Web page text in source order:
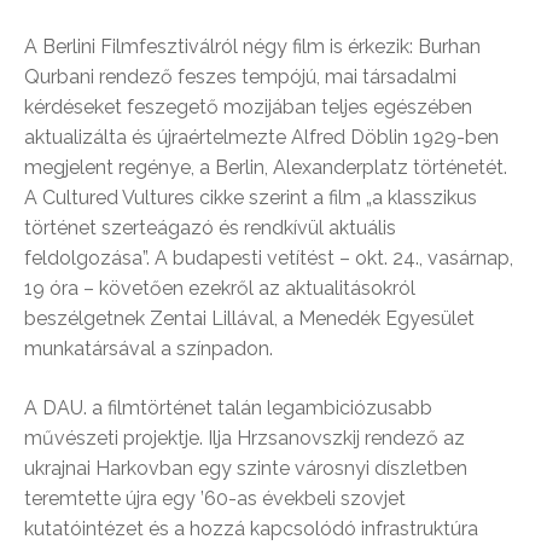
A Berlini Filmfesztiválról négy film is érkezik: Burhan
Qurbani rendező feszes tempójú, mai társadalmi
kérdéseket feszegető mozijában teljes egészében
aktualizálta és újraértelmezte Alfred Döblin 1929-ben
megjelent regénye, a Berlin, Alexanderplatz történetét.
A Cultured Vultures cikke szerint a film „a klasszikus
történet szerteágazó és rendkívül aktuális
feldolgozása”. A budapesti vetítést – okt. 24., vasárnap,
19 óra – követően ezekről az aktualitásokról
beszélgetnek Zentai Lillával, a Menedék Egyesület
munkatársával a színpadon.
A DAU. a filmtörténet talán legambiciózusabb
művészeti projektje. Ilja Hrzsanovszkij rendező az
ukrajnai Harkovban egy szinte városnyi díszletben
teremtette újra egy ’60-as évekbeli szovjet
kutatóintézet és a hozzá kapcsolódó infrastruktúra